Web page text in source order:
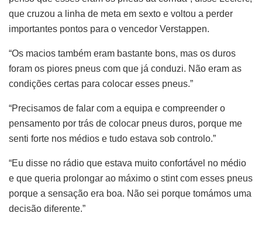
que cruzou a linha de meta em sexto e voltou a perder
importantes pontos para o vencedor Verstappen.
“Os macios também eram bastante bons, mas os duros
foram os piores pneus com que já conduzi. Não eram as
condições certas para colocar esses pneus.”
“Precisamos de falar com a equipa e compreender o
pensamento por trás de colocar pneus duros, porque me
senti forte nos médios e tudo estava sob controlo.”
“Eu disse no rádio que estava muito confortável no médio
e que queria prolongar ao máximo o stint com esses pneus
porque a sensação era boa. Não sei porque tomámos uma
decisão diferente.”